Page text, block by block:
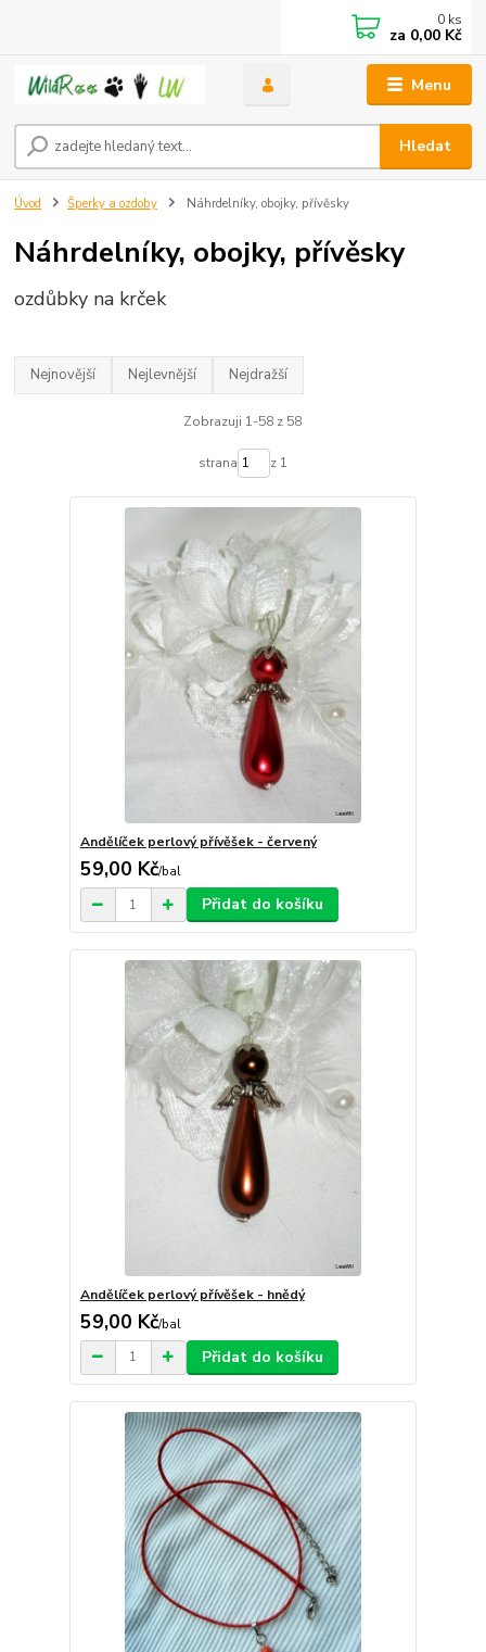
Menu
Hledat
0 ks
za 0,00 Kč
Úvod Šperky a ozdoby Náhrdelníky, obojky, přívěsky
Náhrdelníky, obojky, přívěsky
ozdůbky na krček
Nejnovější Nejlevnější Nejdražší
Zobrazuji 1-58 z 58
strana z 1
Andělíček perlový přívěšek - červený
59,00 Kč/bal
Přidat do košíku
Andělíček perlový přívěšek - hnědý
59,00 Kč/bal
Přidat do košíku